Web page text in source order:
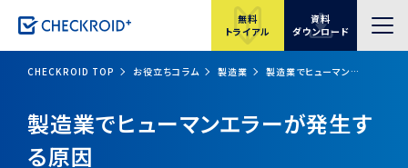
無料
トライアル
資料
ダウンロード
CHECKROID TOP お役立ちコラム 製造業 製造業でヒューマンエラーが発生する原因
製造業でヒューマンエラーが発生す
る原因